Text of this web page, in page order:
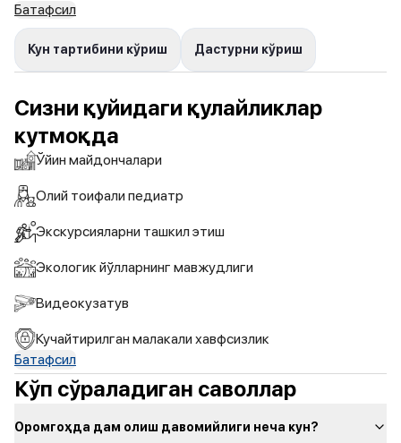
Батафсил
Кун тартибини кўриш Дастурни кўриш
Сизни қуйидаги қулайликлар
кутмоқда
Ўйин майдончалари
Олий тоифали педиатр
Экскурсияларни ташкил этиш
Экологик йўлларнинг мавжудлиги
Видеокузатув
Кучайтирилган малакали хавфсизлик
Батафсил
Кўп сўраладиган саволлар
Оромгоҳда дам олиш давомийлиги неча кун?